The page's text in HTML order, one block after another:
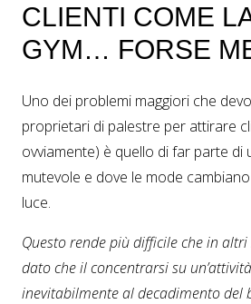
CLIENTI COME
GYM… FORSE
Uno dei problemi maggiori che
proprietari di palestre per attirare
ovviamente) è quello di far parte di
mutevole e dove le mode
luce.
Questo rende più difficile che in
dato che il concentrarsi su
inevitabilmente al decadimento del